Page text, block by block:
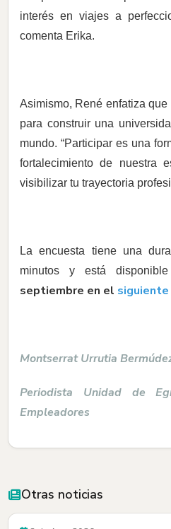
interés en viajes a
comenta Erika.
Asimismo, René enfatiza
para construir una
mundo. “Participar es una
fortalecimiento de nuestra
visibilizar tu trayectoria
La encuesta tiene una
minutos y está
septiembre en el siguiente
Montserrat Urrutia
Periodista Unidad de
Empleadores
Otras noticias